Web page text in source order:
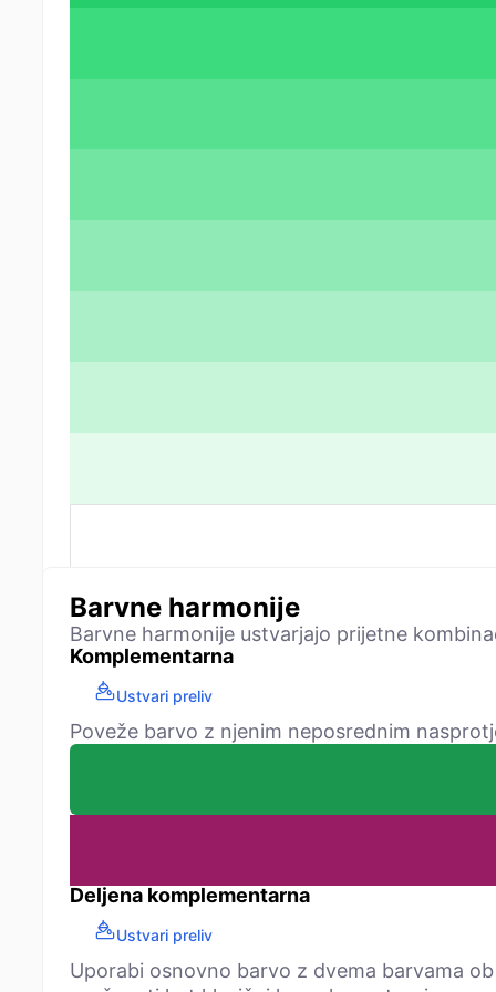
Barvne harmonije
Barvne harmonije ustvarjajo prijetne
Komplementarna
Ustvari preliv
Poveže barvo z njenim neposrednim
Deljena komplementarna
Ustvari preliv
Uporabi osnovno barvo z dvema barvama